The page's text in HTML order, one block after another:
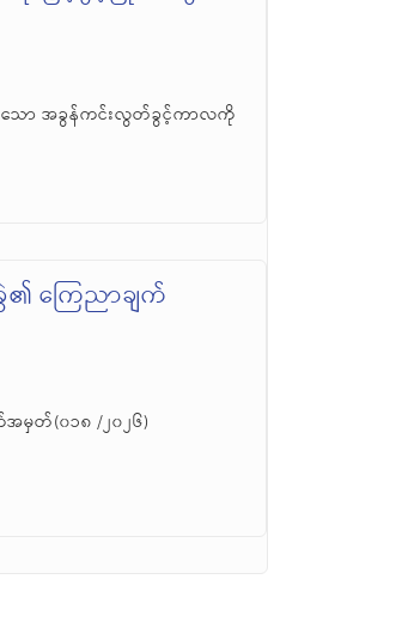
ခံသော အခွန်ကင်းလွတ်ခွင့်ကာလကို
ခွဲ၏ ကြေညာချက်
အမှတ်(၀၁၈ /၂၀၂၆)